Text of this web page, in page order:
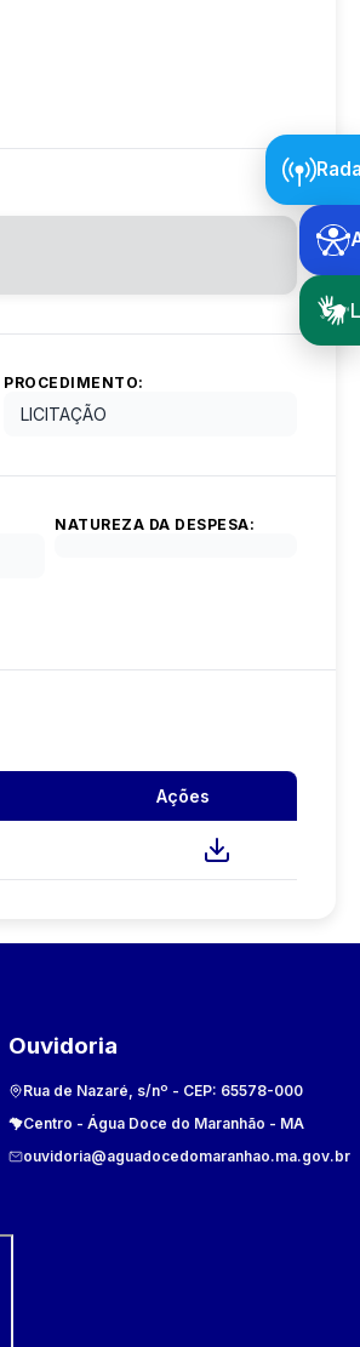
PROCEDIMENTO:
LICITAÇÃO
NATUREZA DA DESPESA:
Ações
Ouvidoria
Rua de Nazaré, s/nº - CEP: 65578-000
Centro - Água Doce do Maranhão - MA
ouvidoria@aguadocedomaranhao.ma.gov.br